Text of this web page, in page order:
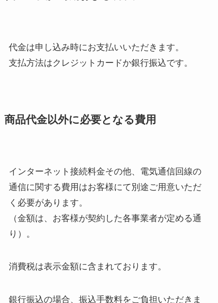
代金は申し込み時にお支払いいただきます。
支払方法はクレジットカードか銀行振込です。
商品代金以外に必要となる費用
インターネット接続料金その他、電気通信回線の
通信に関する費用はお客様にて別途ご用意いただ
く必要があります。
（金額は、お客様が契約した各事業者が定める通
り）。
消費税は表示金額に含まれております。
銀行振込の場合、振込手数料をご負担いただきま